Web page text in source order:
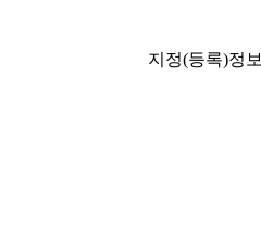
지정(등록)정보